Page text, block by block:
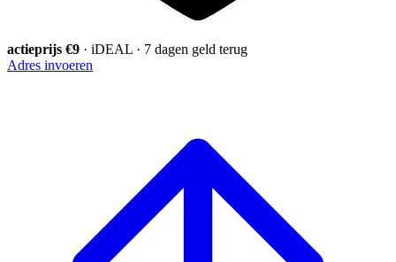
actieprijs €9 · iDEAL · 7 dagen geld terug
Adres invoeren